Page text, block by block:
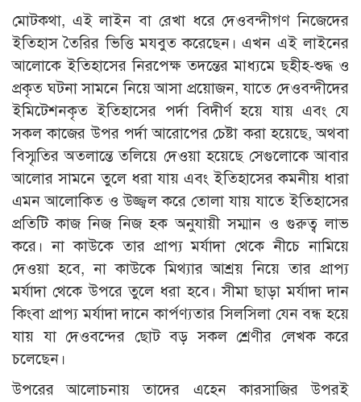
মোটকথা, এই লাইন বা রেখা ধরে দেওবন্দীগণ নিজেদের
ইতিহাস তৈরির ভিত্তি মযবুত করেছেন। এখন এই লাইনের
আলোকে ইতিহাসের নিরপেক্ষ তদন্তের মাধ্যমে ছহীহ-শুদ্ধ ও
প্রকৃত ঘটনা সামনে নিয়ে আসা প্রয়োজন, যাতে দেওবন্দীদের
ইমিটেশনকৃত ইতিহাসের পর্দা বিদীর্ণ হয়ে যায় এবং যে
সকল কাজের উপর পর্দা আরোপের চেষ্টা করা হয়েছে, অথবা
বিস্মৃতির অতলান্তে তলিয়ে দেওয়া হয়েছে সেগুলোকে আবার
আলোর সামনে তুলে ধরা যায় এবং ইতিহাসের কমনীয় ধারা
এমন আলোকিত ও উজ্জ্বল করে তোলা যায় যাতে ইতিহাসের
প্রতিটি কাজ নিজ নিজ হক অনুযায়ী সম্মান ও গুরুত্ব লাভ
করে। না কাউকে তার প্রাপ্য মর্যাদা থেকে নীচে নামিয়ে
দেওয়া হবে, না কাউকে মিথ্যার আশ্রয় নিয়ে তার প্রাপ্য
মর্যাদা থেকে উপরে তুলে ধরা হবে। সীমা ছাড়া মর্যাদা দান
কিংবা প্রাপ্য মর্যাদা দানে কার্পণ্যতার সিলসিলা যেন বন্ধ হয়ে
যায় যা দেওবন্দের ছোট বড় সকল শ্রেণীর লেখক করে
চলেছেন।
উপরের আলোচনায় তাদের এহেন কারসাজির উপরই